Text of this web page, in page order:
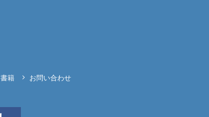
書籍 お問い合わせ